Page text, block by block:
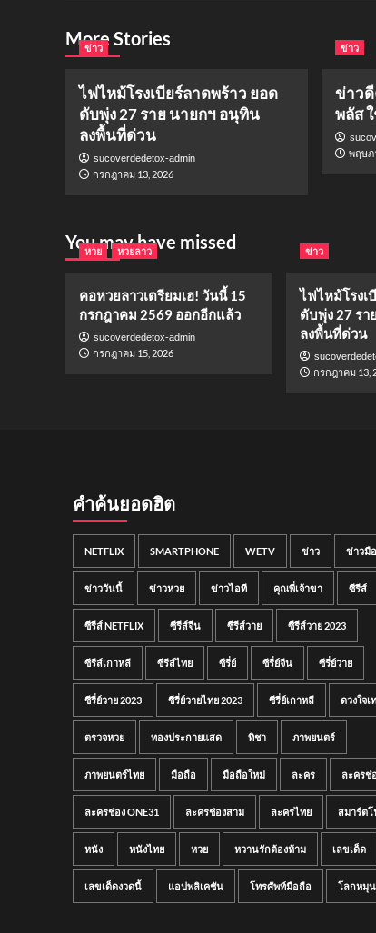
More Stories
ข่าว
ไฟไหม้โรงเบียร์ลาดพร้าว ยอด
ดับพุ่ง 27 ราย นายกฯ อนุทิน
ลงพื้นที่ด่วน
sucoverdedetox-admin
กรกฎาคม 13, 2026
ข่าว
ข่าว
พลัส
พฤษภ
You may have missed
หวย หวยลาว
คอหวยลาวเตรียมเฮ! วันนี้ 15
กรกฎาคม 2569 ออกอีกแล้ว
sucoverdedetox-admin
กรกฎาคม 15, 2026
ข่าว
ไฟไหม้โรงเ
ดับพุ่ง 27 รา
ลงพื้นที่ด่วน
กรกฎาคม 13,
คำค้นยอดฮิต
NETFLIX SMARTPHONE WETV ข่าว ข่าวมื
ข่าววันนี้ ข่าวหวย ข่าวไอที คุณพี่เจ้าขา ซีรีส์
ซีรีส์ NETFLIX ซีรีส์จีน ซีรีส์วาย ซีรีส์วาย 2023
ซีรีส์เกาหลี ซีรีส์ไทย ซีรี่ย์ ซีรี่ย์จีน ซีรี่ย์วาย
ซีรี่ย์วาย 2023 ซีรี่ย์วายไทย 2023 ซีรี่ย์เกาหลี ดวงใจเ
ตรวจหวย ทองประกายแสด ทิชา ภาพยนตร์
ภาพยนตร์ไทย มือถือ มือถือใหม่ ละคร ละครช่
ละครช่อง ONE31 ละครช่องสาม ละครไทย สมาร์ต
หนัง หนังไทย หวย หวานรักต้องห้าม เลขเด็ด
เลขเด็ดงวดนี้ แอปพลิเคชัน โทรศัพท์มือถือ โลกหมุ